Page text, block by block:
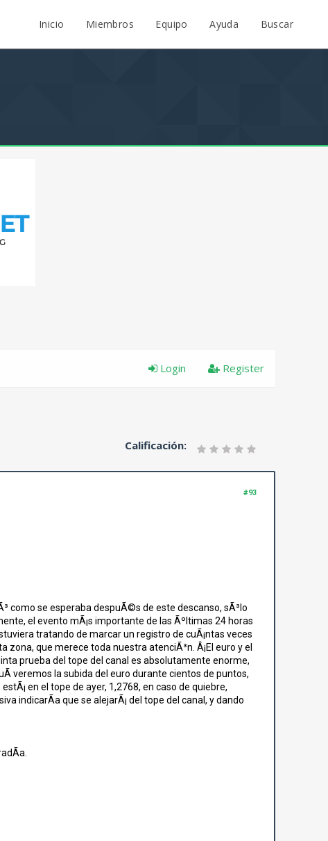
Inicio Miembros Equipo Ayuda Buscar
Register
Login
Calificación:
#93
como se esperaba despuÃ©s de este descanso, sÃ³lo
el evento mÃ¡s importante de las Ãºltimas 24 horas
tratando de marcar un registro de cuÃ¡ntas veces
que merece toda nuestra atenciÃ³n. Â¡El euro y el
prueba del tope del canal es absolutamente enorme,
veremos la subida del euro durante cientos de puntos,
en el tope de ayer, 1,2768, en caso de quiebre,
indicarÃ­a que se alejarÃ¡ del tope del canal, y dando